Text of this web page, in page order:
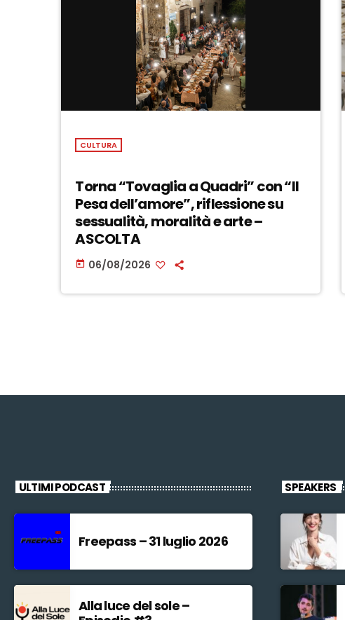
CULTURA
Torna “Tovaglia a Quadri” con “Il
Pesa dell’amore”, riflessione su
sessualità, moralità e arte –
ASCOLTA
today 06/08/2026
ULTIMI PODCAST
Freepass – 31 luglio 2026
Alla luce del sole –
SPEAKERS